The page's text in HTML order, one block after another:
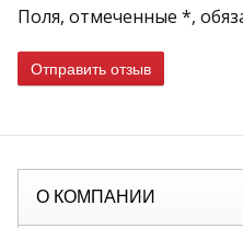
Поля, отмеченные *,
Отправить отзыв
О КОМПАНИИ